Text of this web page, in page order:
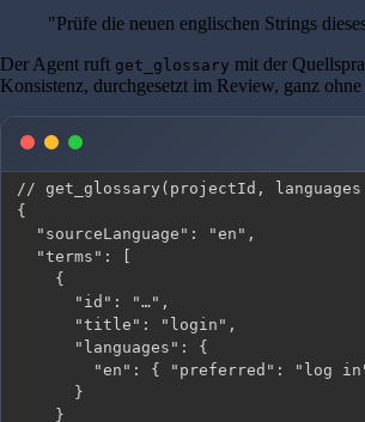
"Prüfe die neuen englischen Strings
Der Agent ruft get_glossary mit der
Konsistenz, durchgesetzt im Review, ganz